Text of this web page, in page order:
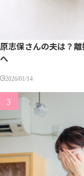
原志保さんの夫は？
へ
2026/01/14